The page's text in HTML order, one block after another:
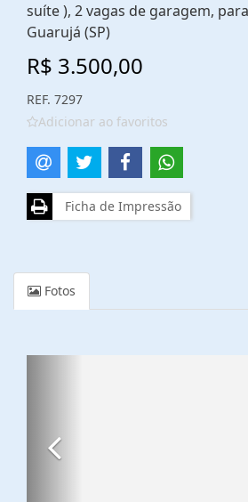
suíte ), 2 vagas de garagem,
Guarujá (SP)
R$ 3.500,00
REF. 7297
Adicionar ao favoritos
Ficha de Impressão
Fotos